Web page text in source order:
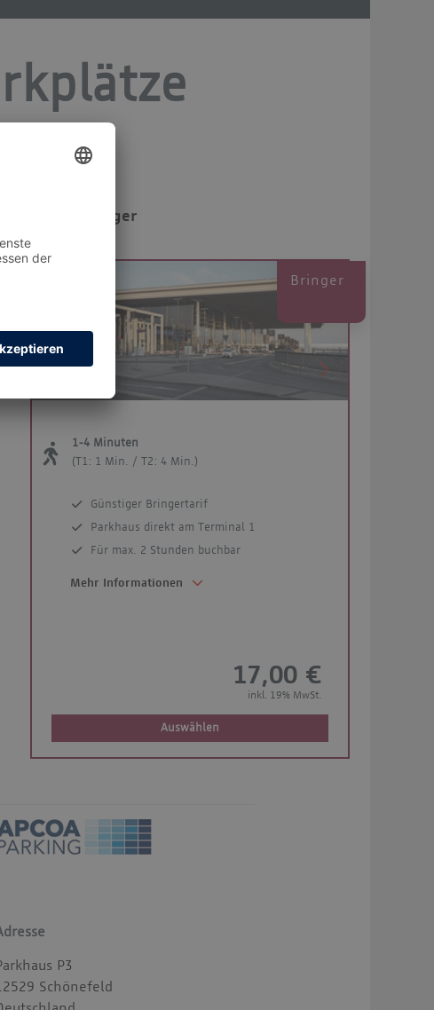
Bringer
Bringer
Next
1-4 Minuten
(T1: 1 Min. / T2: 4 Min.)
Günstiger Bringertarif
Parkhaus direkt am Terminal 1
Für max. 2 Stunden buchbar
Mehr Informationen
17,00 €
inkl. 19% MwSt.
Auswählen
P3
Schönefeld